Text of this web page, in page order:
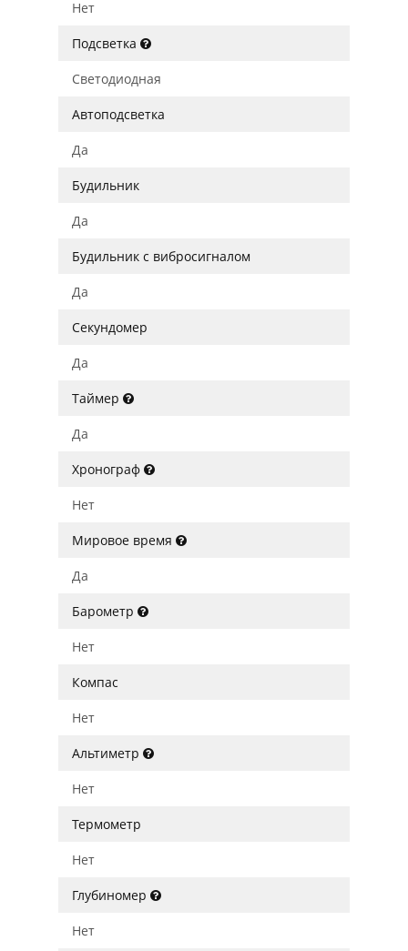
Нет
Подсветка
Светодиодная
Автоподсветка
Да
Будильник
Да
Будильник с вибросигналом
Да
Секундомер
Да
Таймер
Да
Хронограф
Нет
Мировое время
Да
Барометр
Нет
Компас
Нет
Альтиметр
Нет
Термометр
Нет
Глубиномер
Нет